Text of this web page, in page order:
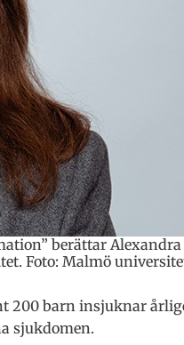
berättar Alexandra
Foto: Malmö
200 barn insjuknar
sjukdomen.